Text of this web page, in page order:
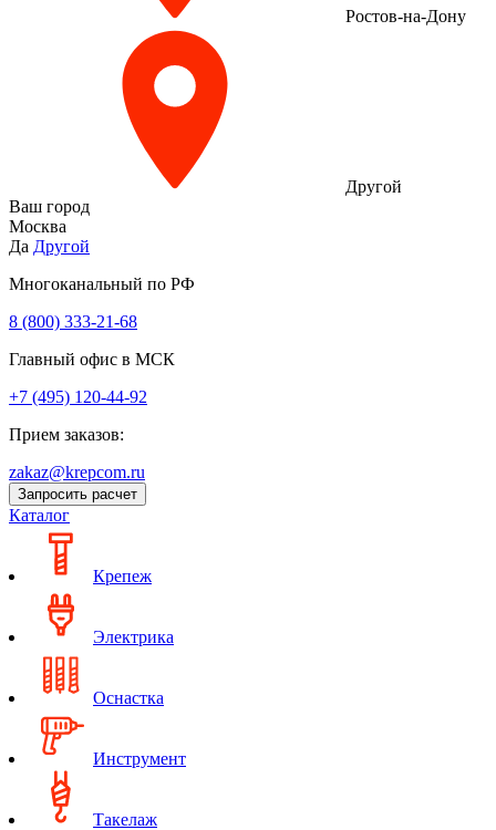
Ростов-на-Дону
Другой
Ваш город
Москва
Да Другой
Многоканальный по РФ
8 (800) 333‑21-68
Главный офис в МСК
+7 (495) 120-44-92
Прием заказов:
zakaz@krepcom.ru
Запросить расчет
Каталог
Крепеж
Электрика
Оснастка
Инструмент
Такелаж